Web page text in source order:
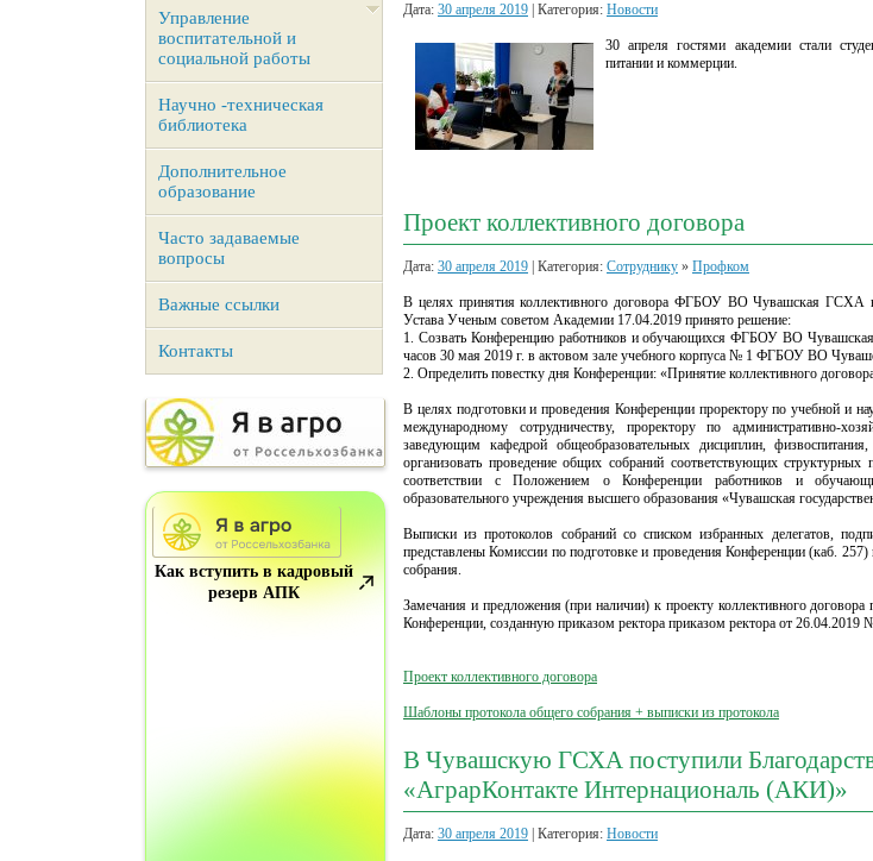
Управление
воспитательной и
социальной работы
Научно -техническая
библиотека
Дополнительное
образование
Часто задаваемые
вопросы
Важные ссылки
Контакты
Как вступить в кадровый
резерв АПК
Дата: 30 апреля 2019 | Категория: Новости
30 апреля гостями академии стали
питании и коммерции.
Проект коллективного договора
Дата: 30 апреля 2019 | Категория: Сотруднику » Профком
В целях принятия коллективного договора ФГБОУ ВО Чувашская ГСХА
Устава Ученым советом Академии 17.04.2019 принято решение:
1. Созвать Конференцию работников и обучающихся ФГБОУ ВО
часов 30 мая 2019 г. в актовом зале учебного корпуса № 1 ФГБОУ ВО
2. Определить повестку дня Конференции: «Принятие коллективного
В целях подготовки и проведения Конференции проректору по учебной и
международному сотрудничеству, проректору по административно-
заведующим кафедрой общеобразовательных дисциплин, физвоспитания,
организовать проведение общих собраний соответствующих
соответствии с Положением о Конференции работников и
образовательного учреждения высшего образования «Чувашская
Выписки из протоколов собраний со списком избранных делегатов,
представлены Комиссии по подготовке и проведения Конференции (каб.
собрания.
Замечания и предложения (при наличии) к проекту коллективного
Конференции, созданную приказом ректора приказом ректора от 26.04.2019
Проект коллективного договора
Шаблоны протокола общего собрания + выписки из протокола
В Чувашскую ГСХА поступили
«АграрКонтакте Интернациональ (АКИ)»
Дата: 30 апреля 2019 | Категория: Новости